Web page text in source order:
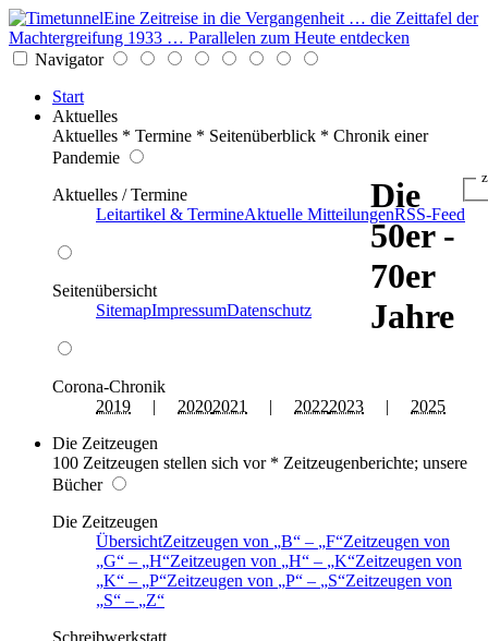
Eine Zeitreise in die Vergangenheit … die Zeittafel der
Machtergreifung 1933 … Parallelen zum Heute entdecken
Navigator
Start
Aktuelles
Aktuelles * Termine * Seitenüberblick * Chronik einer
Pandemie
Aktuelles / Termine
Leitartikel & TermineAktuelle MitteilungenRSS-Feed
Seitenübersicht
SitemapImpressumDatenschutz
Corona-Chronik
2019 | 20202021 | 20222023 | 2025
Die Zeitzeugen
100 Zeitzeugen stellen sich vor * Zeitzeugenberichte; unsere
Bücher
Die Zeitzeugen
ÜbersichtZeitzeugen von B – F Zeitzeugen von
G
– H Zeitzeugen von H – K Zeitzeugen von
K
– P Zeitzeugen von P – S Zeitzeugen von
S
–
Z
Schreibwerkstatt
Die
50er -
70er
Jahre